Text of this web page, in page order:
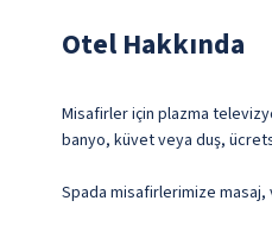
Otel Hakkında
Misafirler için plazma
banyo, küvet veya duş,
Spada misafirlerimize masaj,